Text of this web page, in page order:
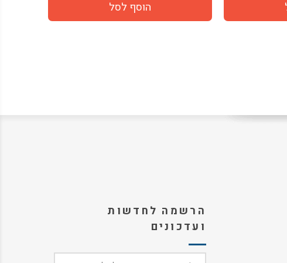
הרשמה לחדשות
ועדכונים